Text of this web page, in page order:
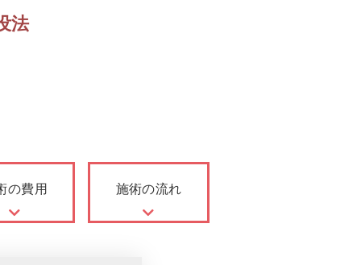
法
の費用 施術の流れ